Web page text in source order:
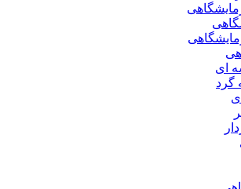
ای
گرد